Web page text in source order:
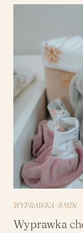
WYPRAWKA · 8 MIN
Wyprawka